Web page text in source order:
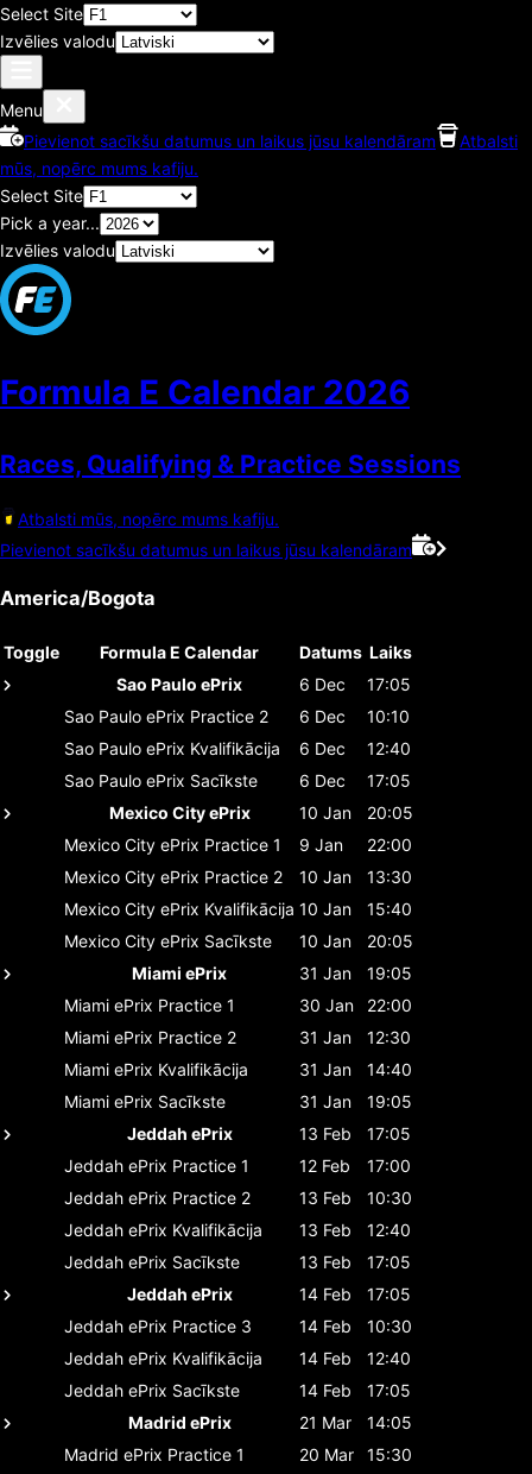
Select Site
Izvēlies valodu
Menu
Pievienot sacīkšu datumus un laikus jūsu kalendāram
Atbalsti
mūs, nopērc mums kafiju.
Select Site
Pick a year...
Izvēlies valodu
Formula E Calendar 2026
Races, Qualifying & Practice Sessions
Atbalsti mūs, nopērc mums kafiju.
Pievienot sacīkšu datumus un laikus jūsu kalendāram
America/Bogota
Toggle Formula E Calendar Datums Laiks
Sao Paulo ePrix
6 Dec
17:05
Sao Paulo ePrix Practice 2 6 Dec
10:10
Sao Paulo ePrix Kvalifikācija 6 Dec
12:40
Sao Paulo ePrix Sacīkste 6 Dec
17:05
Mexico City ePrix
10 Jan
20:05
Mexico City ePrix Practice 1 9 Jan
22:00
Mexico City ePrix Practice 2 10 Jan
13:30
Mexico City ePrix Kvalifikācija 10 Jan
15:40
Mexico City ePrix Sacīkste 10 Jan
20:05
Miami ePrix
31 Jan
19:05
Miami ePrix Practice 1 30 Jan
22:00
Miami ePrix Practice 2 31 Jan
12:30
Miami ePrix Kvalifikācija 31 Jan
14:40
Miami ePrix Sacīkste 31 Jan
19:05
Jeddah ePrix
13 Feb
17:05
Jeddah ePrix Practice 1 12 Feb
17:00
Jeddah ePrix Practice 2 13 Feb
10:30
Jeddah ePrix Kvalifikācija 13 Feb
12:40
Jeddah ePrix Sacīkste 13 Feb
17:05
Jeddah ePrix
14 Feb
17:05
Jeddah ePrix Practice 3 14 Feb
10:30
Jeddah ePrix Kvalifikācija 14 Feb
12:40
Jeddah ePrix Sacīkste 14 Feb
17:05
Madrid ePrix
21 Mar
14:05
Madrid ePrix Practice 1 20 Mar
15:30